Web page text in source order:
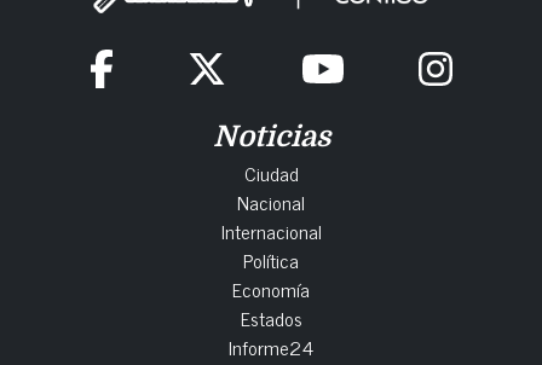
Noticias
Ciudad
Nacional
Internacional
Política
Economía
Estados
Informe24